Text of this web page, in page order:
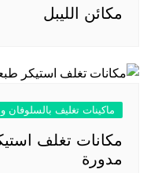
مكائن الليبل
ماكينات تغليف بالسلوفان
مكانات تغلف
مدورة